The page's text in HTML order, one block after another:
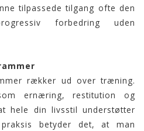
tilpassede tilgang ofte den
forbedring uden
rækker ud over træning.
ernæring, restitution og
hele din livsstil understøtter
betyder det, at man